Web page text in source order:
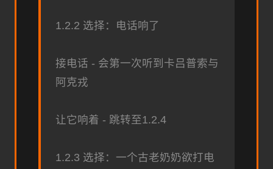
1.2.2 选择：电话响了
接电话 - 会第一次听到卡吕普索与
阿克戎
让它响着 - 跳转至1.2.4
1.2.3 选择：一个古老奶奶欲打电